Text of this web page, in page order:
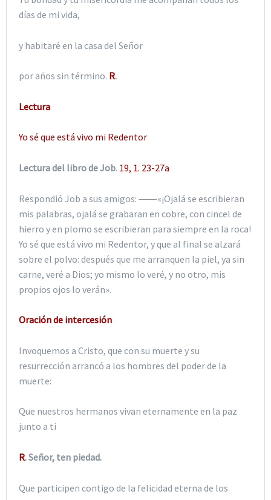
días de mi vida,
y habitaré en la casa del Señor
por años sin término. R.
Lectura
Yo sé que está vivo mi Redentor
Lectura del libro de Job. 19, 1. 23-27a
Respondió Job a sus amigos: ⸺«¡Ojalá se escribieran
mis palabras, ojalá se grabaran en cobre, con cincel de
hierro y en plomo se escribieran para siempre en la roca!
Yo sé que está vivo mi Redentor, y que al final se alzará
sobre el polvo: después que me arranquen la piel, ya sin
carne, veré a Dios; yo mismo lo veré, y no otro, mis
propios ojos lo verán».
Oración de intercesión
Invoquemos a Cristo, que con su muerte y su
resurrección arrancó a los hombres del poder de la
muerte:
Que nuestros hermanos vivan eternamente en la paz
junto a ti
R. Señor, ten piedad.
Que participen contigo de la felicidad eterna de los